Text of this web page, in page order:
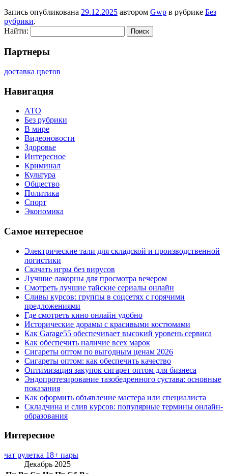
Запись опубликована 29.12.2025 автором Gwp в рубрике Без
рубрики.
Найти:
Партнеры
доставка цветов
Навигация
АТО
Без рубрики
В мире
Видеоновости
Здоровье
Интересное
Криминал
Культура
Общество
Политика
Спорт
Экономика
Самое интересное
Электрические тали для складской и производственной
логистики
Скачать игры без вирусов
Лучшие лакорны для просмотра вечером
Смотреть лучшие тайские сериалы онлайн
Сливы курсов: группы в соцсетях с горячими
предложениями
Где смотреть кино онлайн удобно
Исторические дорамы с красивыми костюмами
Как Garage55 обеспечивает высокий уровень сервиса
Как обеспечить наличие всех марок
Сигареты оптом по выгодным ценам 2026
Сигареты оптом: как обеспечить качество
Оптимизация закупок сигарет оптом для бизнеса
Эндопротезирование тазобедренного сустава: основные
показания
Как оформить объявление мастера или специалиста
Складчина и слив курсов: популярные термины онлайн-
образования
Интересное
чат рулетка 18+ пары
Декабрь 2025